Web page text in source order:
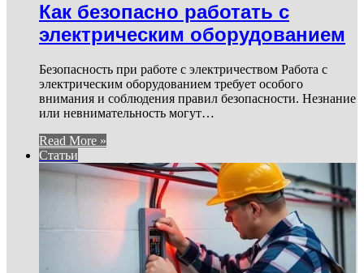
Как безопасно работать с
электрическим оборудованием
Безопасность при работе с электричеством Работа с
электрическим оборудованием требует особого
внимания и соблюдения правил безопасности. Незнание
или невнимательность могут…
Read More »
Статьи